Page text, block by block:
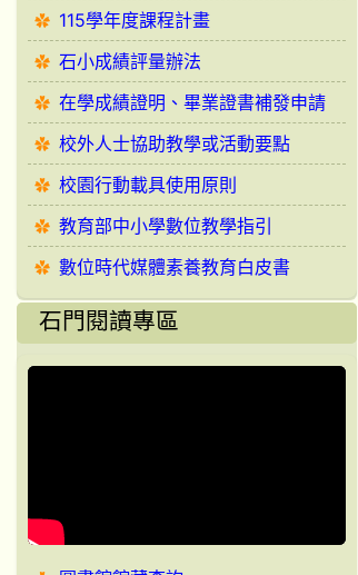
115學年度課程計畫
石小成績評量辦法
在學成績證明、畢業證書補發申請
校外人士協助教學或活動要點
校園行動載具使用原則
教育部中小學數位教學指引
數位時代媒體素養教育白皮書
石門閱讀專區